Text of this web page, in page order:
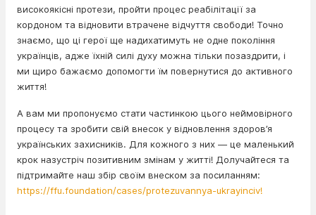
високоякісні протези, пройти процес реабілітації за
кордоном та відновити втрачене відчуття свободи! Точно
знаємо, що ці герої ще надихатимуть не одне покоління
українців, адже їхній силі духу можна тільки позаздрити, і
ми щиро бажаємо допомогти їм повернутися до активного
життя!
А вам ми пропонуємо стати частинкою цього неймовірного
процесу та зробити свій внесок у відновлення здоров’я
українських захисників. Для кожного з них — це маленький
крок назустріч позитивним змінам у житті! Долучайтеся та
підтримайте наш збір своїм внеском за посиланням:
https://ffu.foundation/cases/protezuvannya-ukrayinciv!